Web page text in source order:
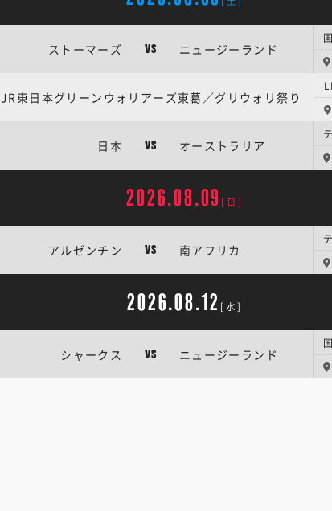
ストーマーズ VS ニュージーランド
JR東日本グリーンウォリアーズ東葛／グリウォリ祭り
日本 VS オーストラリア
2026.08.09 [日]
アルゼンチン VS 南アフリカ
2026.08.12 [水]
シャークス VS ニュージーランド